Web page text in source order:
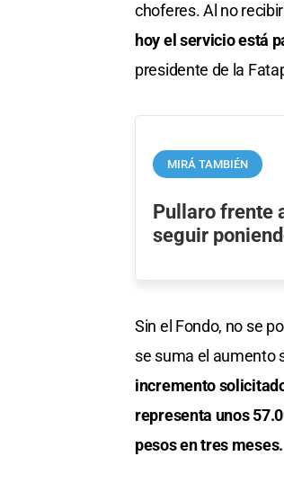
choferes. Al no
hoy el servicio está
presidente de la
MIRÁ TAMBIÉN
Pullaro frente
seguir
Sin el Fondo, no se
se suma el aumento
incremento
representa unos
pesos en tres